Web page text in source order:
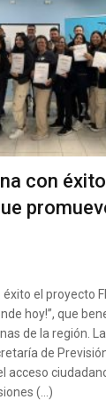
con
éxito el proyecto
hoy!”, que
de la región.
de
acceso
(…)